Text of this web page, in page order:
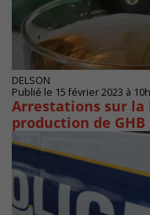
DELSON
Publié le 15 février 2023 à
Arrestations sur la
production de GHB